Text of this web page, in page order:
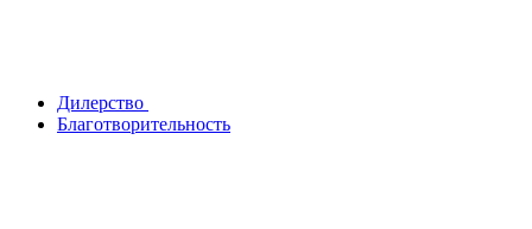
Дилерство
Благотворительность